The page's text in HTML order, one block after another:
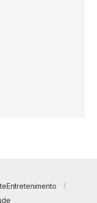
Entretenimento